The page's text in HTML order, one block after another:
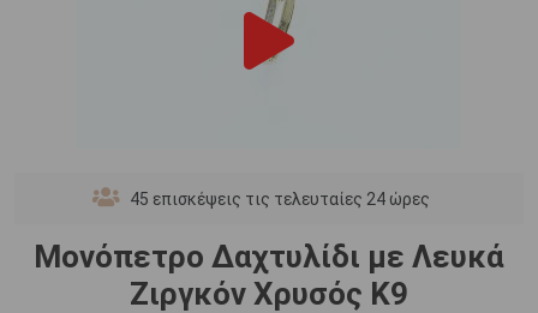
45 επισκέψεις τις τελευταίες 24 ώρες
Μονόπετρο Δαχτυλίδι με Λευκά
Ζιργκόν Χρυσός Κ9